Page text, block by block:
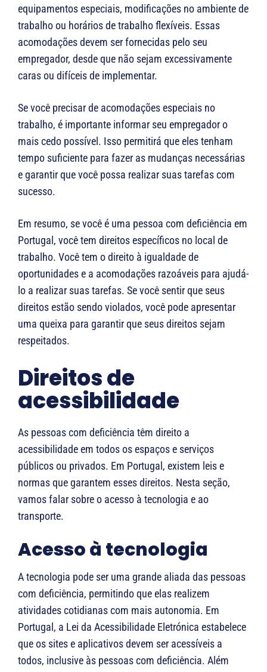
equipamentos especiais, modificações no ambiente de
trabalho ou horários de trabalho flexíveis. Essas
acomodações devem ser fornecidas pelo seu
empregador, desde que não sejam excessivamente
caras ou difíceis de implementar.
Se você precisar de acomodações especiais no
trabalho, é importante informar seu empregador o
mais cedo possível. Isso permitirá que eles tenham
tempo suficiente para fazer as mudanças necessárias
e garantir que você possa realizar suas tarefas com
sucesso.
Em resumo, se você é uma pessoa com deficiência em
Portugal, você tem direitos específicos no local de
trabalho. Você tem o direito à igualdade de
oportunidades e a acomodações razoáveis para ajudá-
lo a realizar suas tarefas. Se você sentir que seus
direitos estão sendo violados, você pode apresentar
uma queixa para garantir que seus direitos sejam
respeitados.
Direitos de
acessibilidade
As pessoas com deficiência têm direito a
acessibilidade em todos os espaços e serviços
públicos ou privados. Em Portugal, existem leis e
normas que garantem esses direitos. Nesta seção,
vamos falar sobre o acesso à tecnologia e ao
transporte.
Acesso à tecnologia
A tecnologia pode ser uma grande aliada das pessoas
com deficiência, permitindo que elas realizem
atividades cotidianas com mais autonomia. Em
Portugal, a Lei da Acessibilidade Eletrónica estabelece
que os sites e aplicativos devem ser acessíveis a
todos, inclusive às pessoas com deficiência. Além